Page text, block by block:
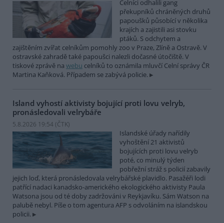
Celníci odhalili gang
překupníků chráněných druhů
papoušků působící v několika
krajích a zajistili asi stovku
ptáků. S odchytem a
zajištěním zvířat celníkům pomohly zoo v Praze, Zlíně a Ostravě. V
ostravské zahradě také papoušci nalezli dočasné útočiště. V
tiskové zprávě na webu celníků to oznámila mluvčí Celní správy ČR
Martina Kaňková. Případem se zabývá policie.
Island vyhostí aktivisty bojující proti lovu velryb,
pronásledovali velrybáře
5.8.2026 19:54 (ČTK)
Islandské úřady nařídily
vyhoštění 21 aktivistů
bojujících proti lovu velryb
poté, co minulý týden
pobřežní stráž s policií zabavily
jejich loď, která pronásledovala velrybářské plavidlo. Pasažéři lodi
patřící nadaci kanadsko-amerického ekologického aktivisty Paula
Watsona jsou od té doby zadržováni v Reykjavíku. Sám Watson na
palubě nebyl. Píše o tom agentura AFP s odvoláním na islandskou
policii.